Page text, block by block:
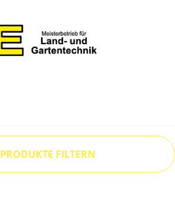
PRODUKTE FILTERN